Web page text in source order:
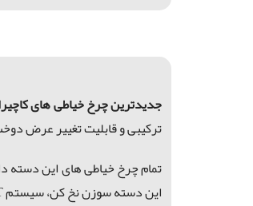
جدیدترین چرخخیاطیهای
تركیبی و قابلیت تغییر عرض
تمام چرخ خیاطی های این دسته
این دسته سوزن نخ کن،سیستم DFT (کار پیشبر از بالا) موجود می باشد که در مشخصات محصولات به آنها اشاره شده است.